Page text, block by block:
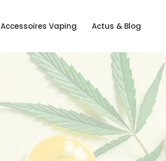
Accessoires Vaping Actus & Blog